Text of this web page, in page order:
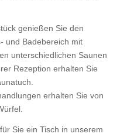
genießen Sie den
und Badebereich mit
unterschiedlichen Saunen
Rezeption erhalten Sie
erhalten Sie von
Sie ein Tisch in unserem